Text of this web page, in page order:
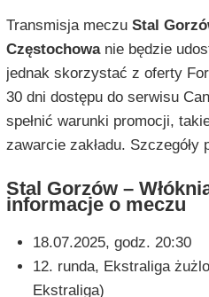
Transmisja meczu Stal
Częstochowanie będzie
jednak skorzystać z oferty
30 dni dostępu do serwisu
spełnić warunki promocji,
zawarcie zakładu. Szczegóły
Stal Gorzów –
informacje o meczu
18.07.2025, godz. 20:30
12. runda, Ekstraliga
Ekstraliga)